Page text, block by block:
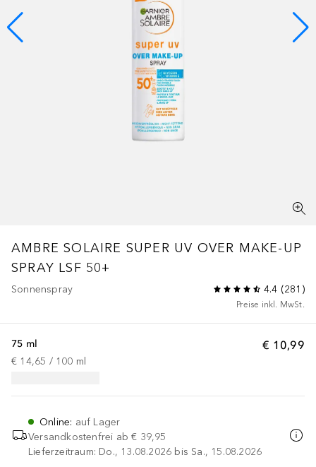
AMBRE SOLAIRE SUPER UV OVER MAKE-UP
SPRAY LSF 50+
Sonnenspray 4.4 (281 )
Preise inkl. MwSt.
€ 10,99
75 ml
€ 14,65 / 100 ml
Online: auf Lager
Versandkostenfrei ab € 39,95
Lieferzeitraum: Do., 13.08.2026 bis Sa., 15.08.2026